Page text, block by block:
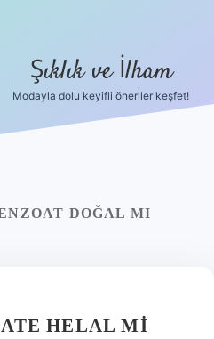
Şıklık ve İlham
Modayla dolu keyifli öneriler keşfet!
DOĞAL MI
HELAL MI